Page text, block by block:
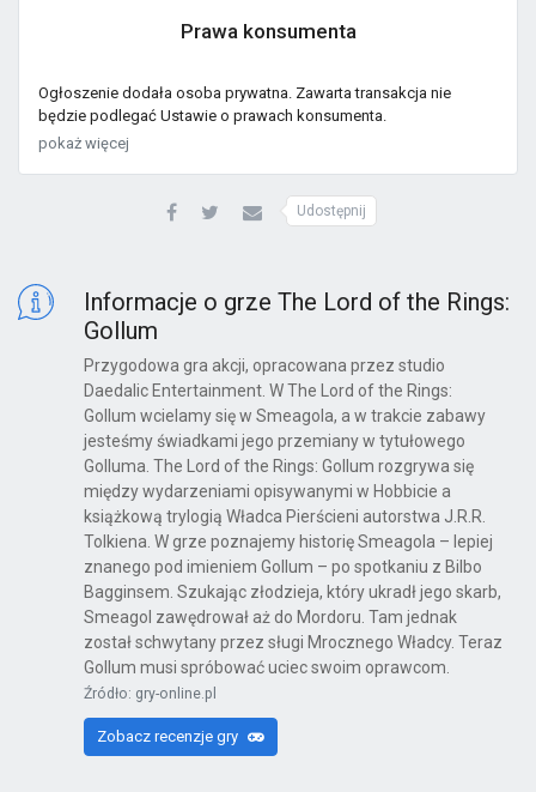
Prawa konsumenta
Ogłoszenie dodała osoba prywatna. Zawarta transakcja nie
będzie podlegać Ustawie o prawach konsumenta.
pokaż więcej
Udostępnij
Informacje o grze The Lord of the Rings:
Gollum
Przygodowa gra akcji, opracowana przez studio
Daedalic Entertainment. W The Lord of the Rings:
Gollum wcielamy się w Smeagola, a w trakcie zabawy
jesteśmy świadkami jego przemiany w tytułowego
Golluma. The Lord of the Rings: Gollum rozgrywa się
między wydarzeniami opisywanymi w Hobbicie a
książkową trylogią Władca Pierścieni autorstwa J.R.R.
Tolkiena. W grze poznajemy historię Smeagola – lepiej
znanego pod imieniem Gollum – po spotkaniu z Bilbo
Bagginsem. Szukając złodzieja, który ukradł jego skarb,
Smeagol zawędrował aż do Mordoru. Tam jednak
został schwytany przez sługi Mrocznego Władcy. Teraz
Gollum musi spróbować uciec swoim oprawcom.
Źródło: gry-online.pl
Zobacz recenzje gry